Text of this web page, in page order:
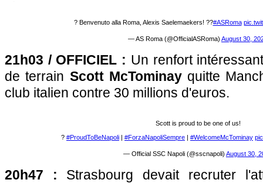
? Benvenuto alla Roma, Alexis Saelemaekers! ??#ASRoma
— AS Roma (@OfficialASRoma) August 30,
21h03 / OFFICIEL : Un renfort
de terrain Scott McTominayquitte
club italien contre 30 millions d'euros.
Scott is proud to be one of us!
? #ProudToBeNapoli | #ForzaNapoliSempre | #WelcomeMcTominay
— Official SSC Napoli (@sscnapoli) August 30,
20h47 : Strasbourg devait recruter